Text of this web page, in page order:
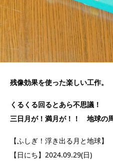
残像効果を使った楽しい工作。
くるくる回るとあら不思議！
三日月が！満月が！！ 地球の
【ふしぎ！浮き出る月と地球】
【日にち】2024.09.29(日)